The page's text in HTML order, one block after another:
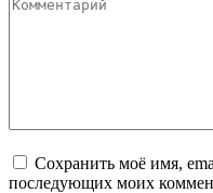
Сохранить моё имя,
последующих моих